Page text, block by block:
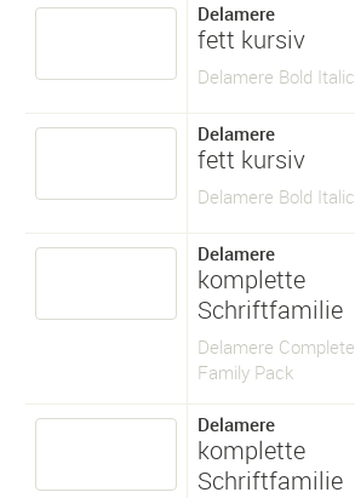
Delamere
fett kursiv
Delamere Bold Italic
Delamere
fett kursiv
Delamere Bold Italic
Delamere
komplette
Schriftfamilie
Delamere Complete
Family Pack
Delamere
komplette
Schriftfamilie